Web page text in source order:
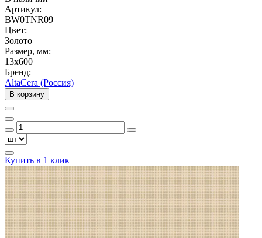
Артикул:
BW0TNR09
Цвет:
Золото
Размер, мм:
13x600
Бренд:
AltaCera (Россия)
В корзину
Купить в 1 клик